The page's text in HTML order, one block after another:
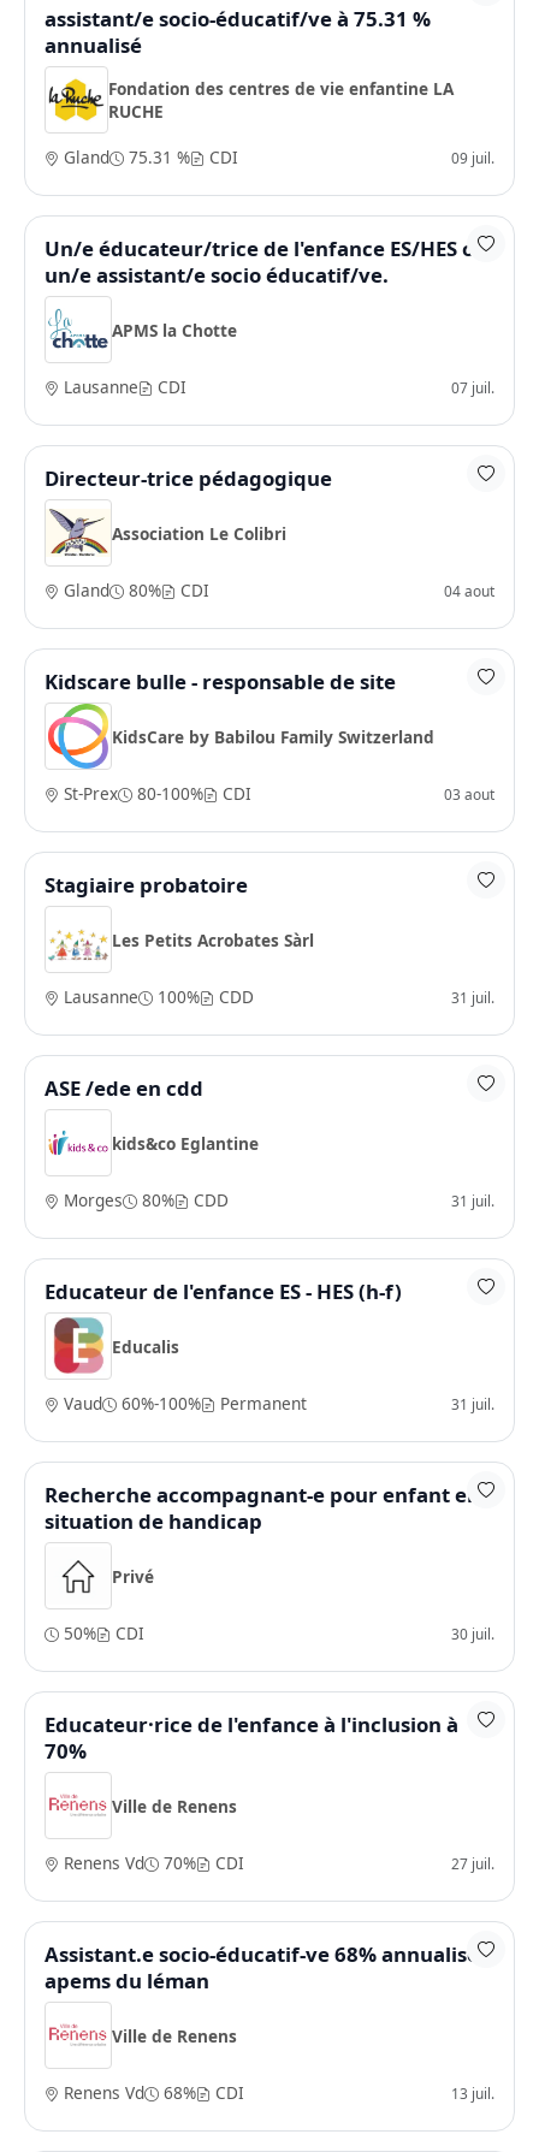
assistant/e socio-éducatif/ve à 75.31 %
annualisé
Fondation des centres de vie enfantine LA
RUCHE
Gland
75.31 % CDI 09 juil.
Un/e éducateur/trice de l'enfance ES/HES ou
un/e assistant/e socio éducatif/ve.
APMS la Chotte
Lausanne CDI 07 juil.
Directeur-trice pédagogique
Association Le Colibri
Gland 80% CDI 04 aout
Kidscare bulle - responsable de site
KidsCare by Babilou Family Switzerland
St-Prex 80-100% CDI 03 aout
Stagiaire probatoire
Les Petits Acrobates Sàrl
Lausanne 100% CDD 31 juil.
ASE /ede en cdd
kids&co Eglantine
Morges 80% CDD 31 juil.
Educateur de l'enfance ES - HES (h-f)
Educalis
Vaud 60%-100% Permanent 31 juil.
Recherche accompagnant-e pour enfant en
situation de handicap
Privé
50% CDI 30 juil.
Educateur·rice de l'enfance à l'inclusion à
70%
Ville de Renens
Renens Vd 70% CDI 27 juil.
Assistant.e socio-éducatif-ve 68% annualisé -
apems du léman
Ville de Renens
Renens Vd 68% CDI 13 juil.